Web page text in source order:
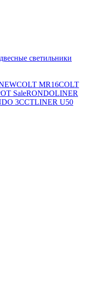
светильники
COLT MR16COLT
SaleRONDOLINER
3CCTLINER U50